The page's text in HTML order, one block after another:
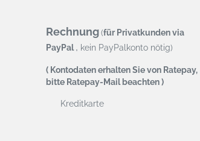
Rechnung (für Privatkunden via
PayPal, kein PayPalkonto nötig)
( Kontodaten erhalten Sie von Ratepay,
bitte Ratepay-Mail beachten )
Kreditkarte